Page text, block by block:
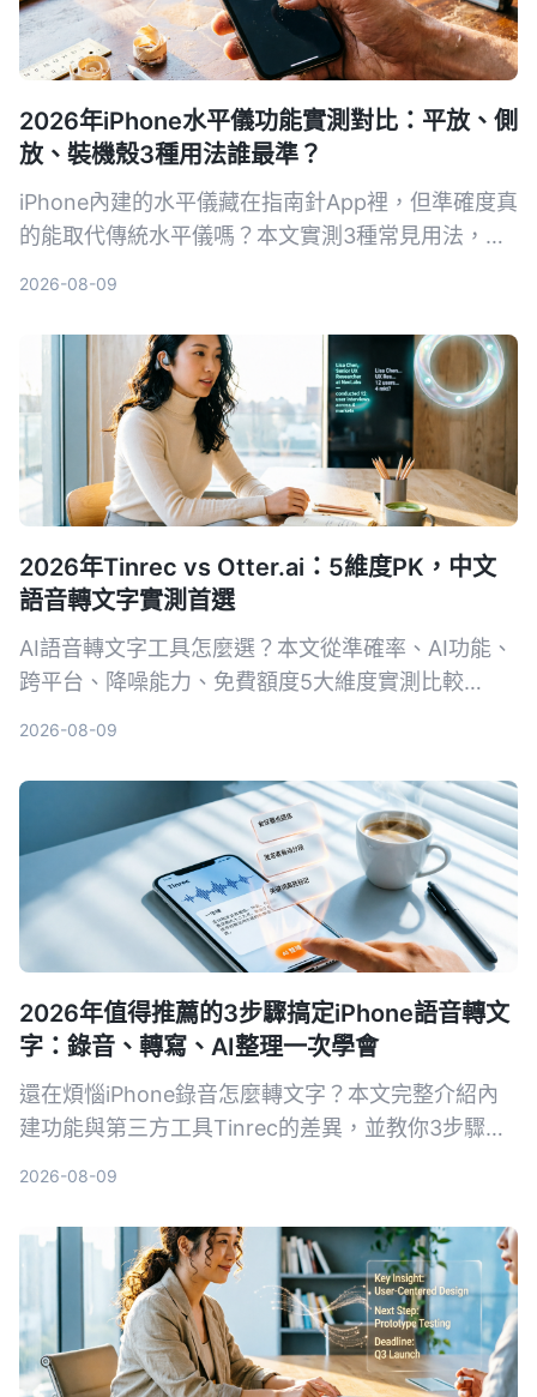
2026年iPhone水平儀功能實測對比：平放、側
放、裝機殼3種用法誰最準？
iPhone內建的水平儀藏在指南針App裡，但準確度真
的能取代傳統水平儀嗎？本文實測3種常見用法，從
2026-08-09
2026年Tinrec vs Otter.ai：5維度PK，中文
語音轉文字實測首選
AI語音轉文字工具怎麼選？本文從準確率、AI功能、
跨平台、降噪能力、免費額度5大維度實測比較
2026-08-09
2026年值得推薦的3步驟搞定iPhone語音轉文
字：錄音、轉寫、AI整理一次學會
還在煩惱iPhone錄音怎麼轉文字？本文完整介紹內
建功能與第三方工具Tinrec的差異，並教你3步驟輕
2026-08-09